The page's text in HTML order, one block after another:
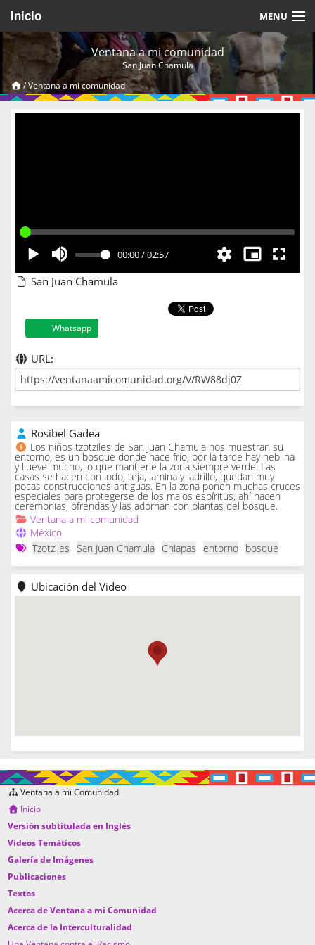
Inicio MENU
Acerca de
Videos Temáticos
Cerrar Sesión
Ventana a mi comunidad
San Juan Chamula
/Ventana a mi comunidad
00:00/02:57
San Juan Chamula
Whatsapp
URL:
Rosibel Gadea
Los niños tzotziles de San Juan Chamula nos muestran su
entorno, es un bosque donde hace frío, por la tarde hay neblina
y llueve mucho, lo que mantiene la zona siempre verde. Las
casas se hacen con lodo, teja, lamina y ladrillo, quedan muy
pocas construcciones antiguas. En la zona ponen muchas cruces
especiales para protegerse de los malos espíritus, ahí hacen
ceremonias, ofrendas y las adornan con plantas del bosque.
Ventana a mi comunidad
México
Tzotziles
San Juan Chamula Chiapas entorno bosque
Ubicación del Video
Ventana a mi Comunidad
Inicio
Versión subtitulada en Inglés
Videos Temáticos
Galería de Imágenes
Publicaciones
Textos
Acerca de Ventana a mi Comunidad
Acerca de la Interculturalidad